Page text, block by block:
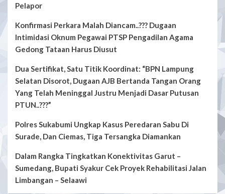
Pelapor
Konfirmasi Perkara Malah Diancam..??? Dugaan
Intimidasi Oknum Pegawai PTSP Pengadilan Agama
Gedong Tataan Harus Diusut
Dua Sertifikat, Satu Titik Koordinat: “BPN Lampung
Selatan Disorot, Dugaan AJB Bertanda Tangan Orang
Yang Telah Meninggal Justru Menjadi Dasar Putusan
PTUN..???”
Polres Sukabumi Ungkap Kasus Peredaran Sabu Di
Surade, Dan Ciemas, Tiga Tersangka Diamankan
Dalam Rangka Tingkatkan Konektivitas Garut –
Sumedang, Bupati Syakur Cek Proyek Rehabilitasi Jalan
Limbangan – Selaawi